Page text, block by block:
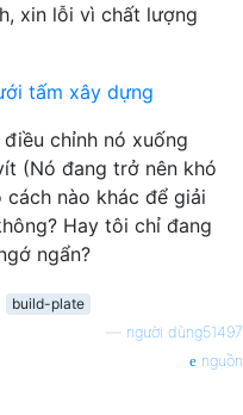
xin lỗi vì chất lượng
chỉnh nó xuống
(Nó đang trở nên khó
cách nào khác để giải
Hay tôi chỉ đang
ngẩn?
build-plate
người dùng51497
nguồn